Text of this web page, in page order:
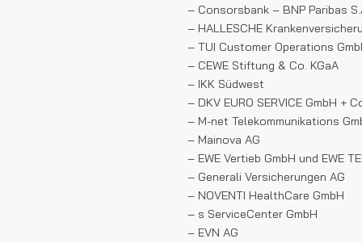
– Consorsbank – BNP Paribas
– HALLESCHE
– TUI Customer Operations
– CEWE Stiftung & Co. KGaA
– IKK Südwest
– DKV EURO SERVICE GmbH +
– M-net Telekommunikations
– Mainova AG
– EWE Vertieb GmbH und EWE
– Generali Versicherungen AG
– NOVENTI HealthCare GmbH
– s ServiceCenter GmbH
– EVN AG